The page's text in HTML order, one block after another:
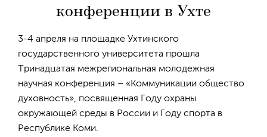
конференции в Ухте
3-4 апреля на площадке Ухтинского
государственного университета прошла
Тринадцатая межрегиональная молодежная
научная конференция – «Коммуникации общество
духовность», посвященная Году охраны
окружающей среды в России и Году спорта в
Республике Коми.